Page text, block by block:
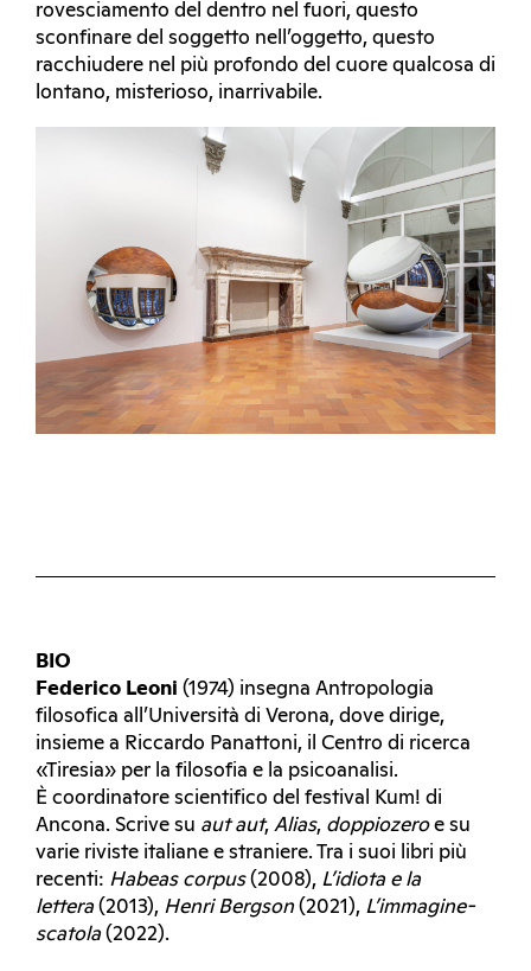
rovesciamento del dentro nel fuori, questo
sconfinare del soggetto nell’oggetto, questo
racchiudere nel più profondo del cuore qualcosa di
lontano, misterioso, inarrivabile.
BIO
Federico Leoni (1974) insegna Antropologia
filosofica all’Università di Verona, dove dirige,
insieme a Riccardo Panattoni, il Centro di ricerca
«Tiresia» per la filosofia e la psicoanalisi.
È coordinatore scientifico del festival Kum! di
Ancona. Scrive su aut aut, Alias, doppiozeroe su
varie riviste italiane e straniere. Tra i suoi libri più
recenti: Habeas corpus(2008), L’idiota e la
lettera(2013), Henri Bergson(2021), L’immagine-
scatola(2022).